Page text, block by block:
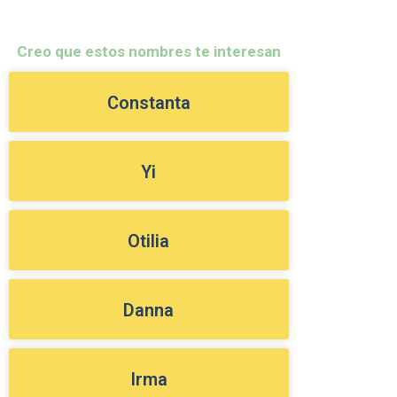
Creo que estos nombres te interesan
Constanta
Yi
Otilia
Danna
Irma